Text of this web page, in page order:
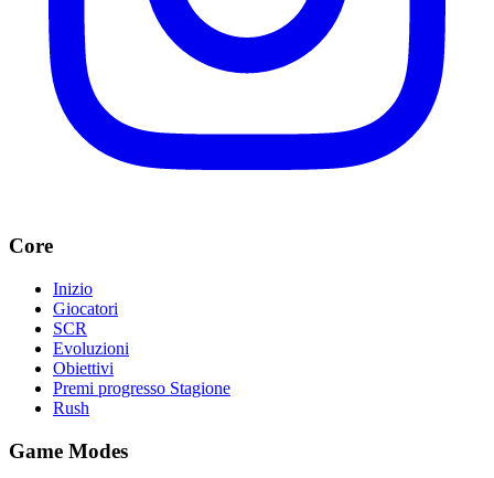
Core
Inizio
Giocatori
SCR
Evoluzioni
Obiettivi
Premi progresso Stagione
Rush
Game Modes